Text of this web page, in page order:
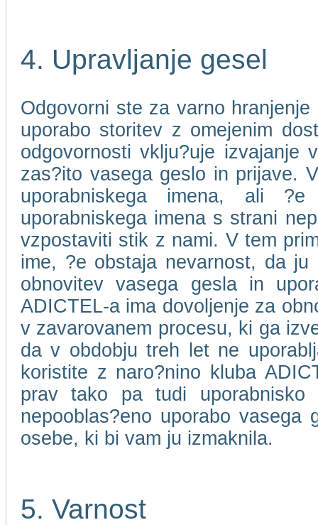
4. Upravljanje gesel
Odgovorni ste za varno
uporabo storitev z omejenim
odgovornosti vklju?uje izvajanje
zas?ito vasega geslo in prijave.
uporabniskega imena, ali
uporabniskega imena s strani
vzpostaviti stik z nami. V tem
ime, ?e obstaja nevarnost, da
obnovitev vasega gesla in
ADICTEL-a ima dovoljenje za
v zavarovanem procesu, ki ga
da v obdobju treh let ne
koristite z naro?nino kluba
prav tako pa tudi
nepooblas?eno uporabo
osebe, ki bi vam ju izmaknila.
5. Varnost